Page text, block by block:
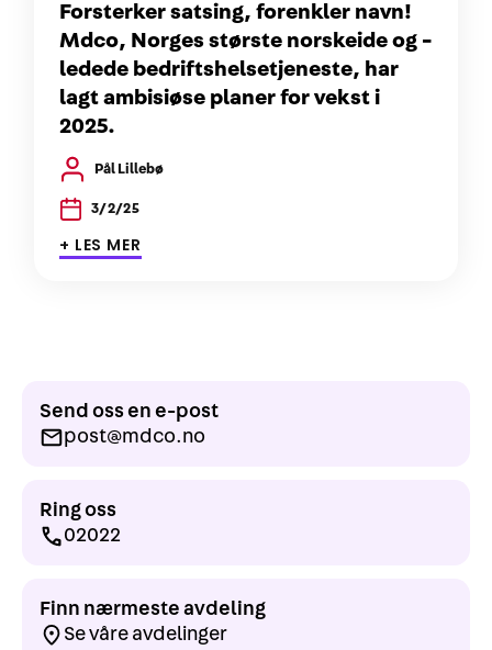
Forsterker satsing, forenkler navn!
Mdco, Norges største norskeide og -
ledede bedriftshelsetjeneste, har
lagt ambisiøse planer for vekst i
2025.
Pål Lillebø
3/2/25
+ LES MER
Send oss en e-post
post@mdco.no
Ring oss
02022
Finn nærmeste avdeling
Se våre avdelinger